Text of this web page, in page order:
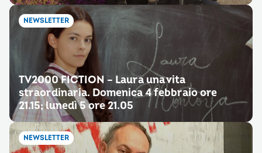
NEWSLETTER
TV2000 FICTION – Laura una vita
straordinaria. Domenica 4 febbraio ore
21.15; lunedì 5 ore 21.05
NEWSLETTER